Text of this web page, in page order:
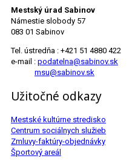
Mestský úrad Sabinov
Námestie slobody 57
083 01 Sabinov
Tel. ústredňa : +421 51 4880 422
e-mail : podatelna@sabinov.sk
msu@sabinov.sk
Užitočné odkazy
Mestské kultúrne stredisko
Centrum sociálnych služieb
Zmluvy-faktúry-objednávky
Športový areál